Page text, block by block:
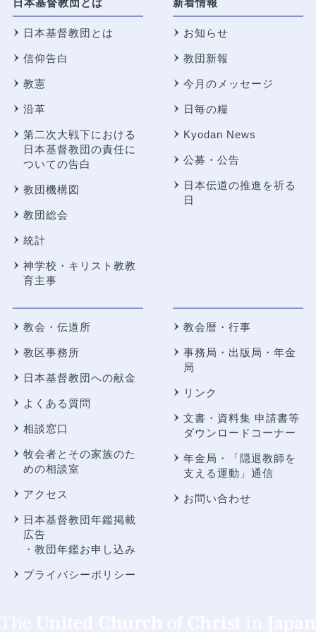
日本基督教団とは
信仰告白
教憲
沿革
第二次大戦下における
日本基督教団の責任に
ついての告白
教団機構図
教団総会
統計
神学校・キリスト教教
育主事
お知らせ
教団新報
今月のメッセージ
日毎の糧
Kyodan News
公募・公告
日本伝道の推進を祈る
日
教会・伝道所
教区事務所
日本基督教団への献金
よくある質問
相談窓口
牧会者とその家族のた
めの相談室
アクセス
日本基督教団年鑑掲載
広告
・教団年鑑お申し込み
プライバシーポリシー
教会暦・行事
事務局・出版局・年金
局
リンク
文書・資料集 申請書等
ダウンロードコーナー
年金局・
「隠退教師を
支える運動」通信
お問い合わせ